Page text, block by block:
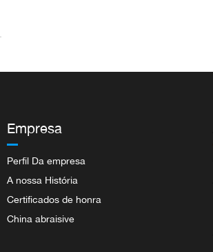
Empresa
Perfil Da empresa
A nossa História
Certificados de honra
China abraisive